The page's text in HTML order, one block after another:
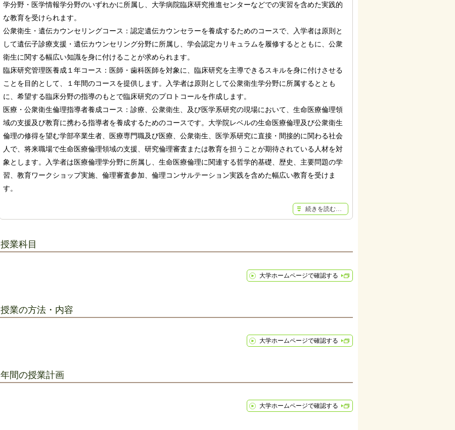
学分野・医学情報学分野のいずれかに所属し、大学病院臨床研究推進センターなどでの実習を含めた実践的
な教育を受けられます。
公衆衛生・遺伝カウンセリングコース：認定遺伝カウンセラーを養成するためのコースで、入学者は原則と
して遺伝子診療支援・遺伝カウンセリング分野に所属し、学会認定カリキュラムを履修するとともに、公衆
衛生に関する幅広い知識を身に付けることが求められます。
臨床研究管理医養成１年コース：医師・歯科医師を対象に、臨床研究を主導できるスキルを身に付けさせる
ことを目的として、１年間のコースを提供します。入学者は原則として公衆衛生学分野に所属するととも
に、希望する臨床分野の指導のもとで臨床研究のプロトコールを作成します。
医療・公衆衛生倫理指導者養成コース：診療、公衆衛生、及び医学系研究の現場において、生命医療倫理領
域の支援及び教育に携わる指導者を養成するためのコースです。大学院レベルの生命医療倫理及び公衆衛生
倫理の修得を望む学部卒業生者、医療専門職及び医療、公衆衛生、医学系研究に直接・間接的に関わる社会
人で、将来職場で生命医療倫理領域の支援、研究倫理審査または教育を担うことが期待されている人材を対
象とします。入学者は医療倫理学分野に所属し、生命医療倫理に関連する哲学的基礎、歴史、主要問題の学
習、教育ワークショップ実施、倫理審査参加、倫理コンサルテーション実践を含めた幅広い教育を受けま
す。
続きを読む…
授業科目
大学ホームページで確認する
授業の方法・内容
大学ホームページで確認する
年間の授業計画
大学ホームページで確認する